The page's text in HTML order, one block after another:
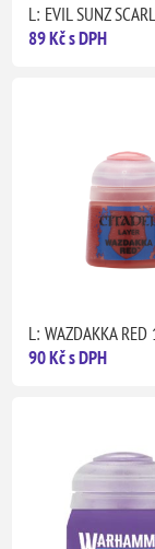
L: EVIL SUNZ
89 Kč s DPH
L: WAZDAKKA
90 Kč s DPH